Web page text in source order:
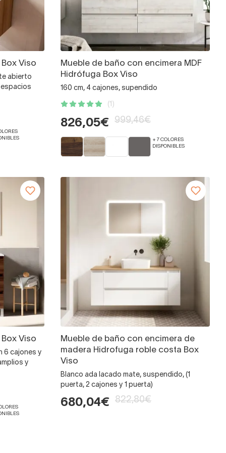
Viso
abierto
Mueble de baño con encimera MDF
Hidrófuga Box Viso
160 cm, 4 cajones, supendido
(1)
826,05€ 999,46€
+ 7 COLORES
DISPONIBLES
Viso
6 cajones y
y
Mueble de baño con encimera de
madera Hidrofuga roble costa Box
Viso
Blanco ada lacado mate, suspendido, (1
puerta, 2 cajones y 1 puerta)
680,04€ 822,80€